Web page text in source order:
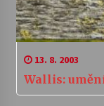
13. 8. 2003
Wallis: